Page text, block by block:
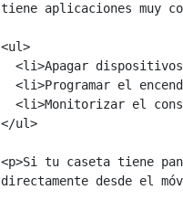
tiene aplicaciones muy
<ul>
</ul>
<p>Si tu caseta tiene
directamente desde el